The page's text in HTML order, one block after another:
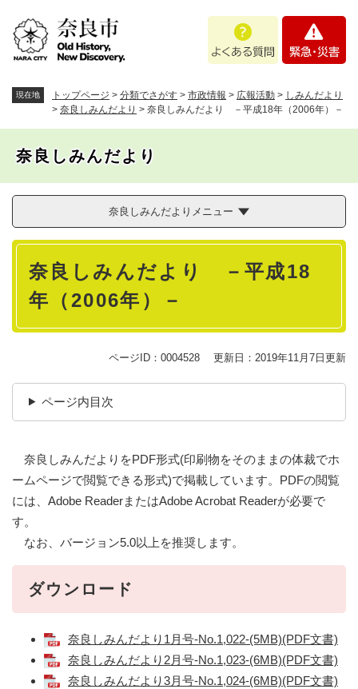
あ
問
・
現在地 トップページ > 分類でさがす > 市政情報 > 広報活動 > しみんだより
> 奈良しみんだより > 奈良しみんだより －平成18年（2006年）－
奈良しみんだより
奈良しみんだよりメニュー
本
奈良しみんだより －平成18
年（2006年）－
ページID：0004528 更新日：2019年11月7日更新
ページ内目次
奈良しみんだよりをPDF形式(印刷物をそのままの体裁でホ
ームページで閲覧できる形式)で掲載しています。PDFの閲覧
には、Adobe ReaderまたはAdobe Acrobat Readerが必要で
す。
なお、バージョン5.0以上を推奨します。
ダウンロード
奈良しみんだより1月号-No.1,022-(5MB)(PDF文書)
奈良しみんだより2月号-No.1,023-(6MB)(PDF文書)
奈良しみんだより3月号-No.1,024-(6MB)(PDF文書)